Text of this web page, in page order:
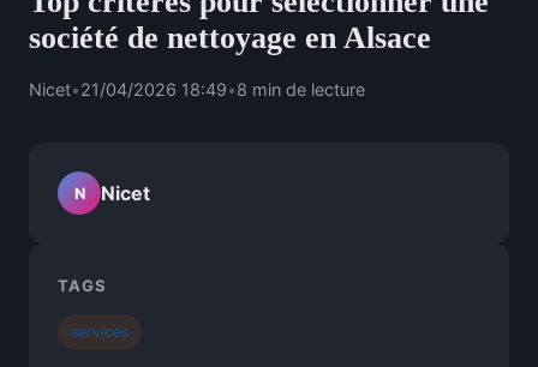
société de nettoyage en Alsace
Nicet•21/04/2026 18:49•8 min de lecture
N Nicet
TAGS
services